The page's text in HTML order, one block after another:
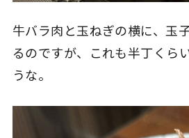
牛バラ肉と玉ねぎの横に、玉
るのですが、これも半丁くら
うな。